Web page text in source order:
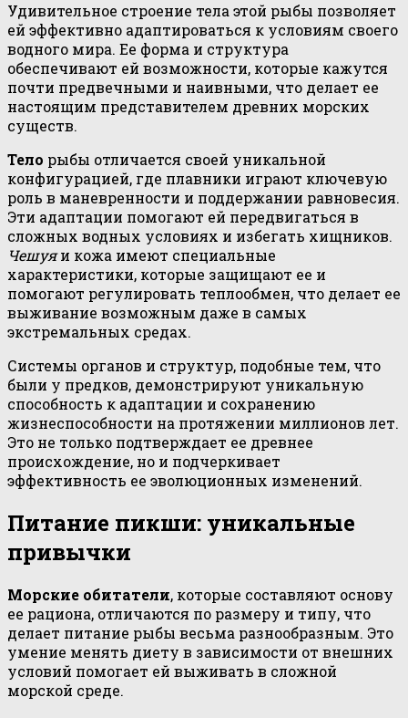
Удивительное строение тела этой рыбы позволяет
ей эффективно адаптироваться к условиям своего
водного мира. Ее форма и структура
обеспечивают ей возможности, которые кажутся
почти предвечными и наивными, что делает ее
настоящим представителем древних морских
существ.
Тело рыбы отличается своей уникальной
конфигурацией, где плавники играют ключевую
роль в маневренности и поддержании равновесия.
Эти адаптации помогают ей передвигаться в
сложных водных условиях и избегать хищников.
Чешуяи кожа имеют специальные
характеристики, которые защищают ее и
помогают регулировать теплообмен, что делает ее
выживание возможным даже в самых
экстремальных средах.
Системы органов и структур, подобные тем, что
были у предков, демонстрируют уникальную
способность к адаптации и сохранению
жизнеспособности на протяжении миллионов лет.
Это не только подтверждает ее древнее
происхождение, но и подчеркивает
эффективность ее эволюционных изменений.
Питание пикши: уникальные
привычки
Морские обитатели, которые составляют основу
ее рациона, отличаются по размеру и типу, что
делает питание рыбы весьма разнообразным. Это
умение менять диету в зависимости от внешних
условий помогает ей выживать в сложной
морской среде.